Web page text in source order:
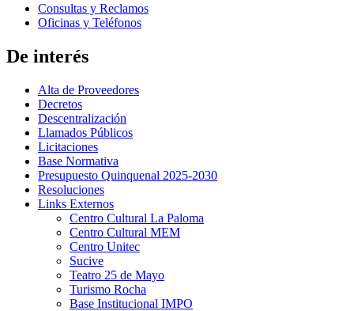
Consultas y Reclamos
Oficinas y Teléfonos
De interés
Alta de Proveedores
Decretos
Descentralización
Llamados Públicos
Licitaciones
Base Normativa
Presupuesto Quinquenal 2025-2030
Resoluciones
Links Externos
Centro Cultural La Paloma
Centro Cultural MEM
Centro Unitec
Sucive
Teatro 25 de Mayo
Turismo Rocha
Base Institucional IMPO